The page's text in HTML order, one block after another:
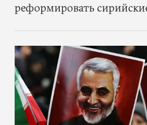
реформировать
ключ к сдерживанию
завершению своего
конфликте и окончанию
условиях, благоприятных